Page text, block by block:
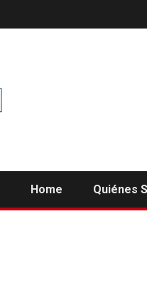
Home Quiénes